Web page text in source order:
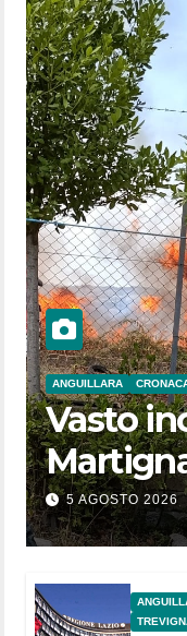
ANGUILLARA
Vasto
5 AGOSTO 2026